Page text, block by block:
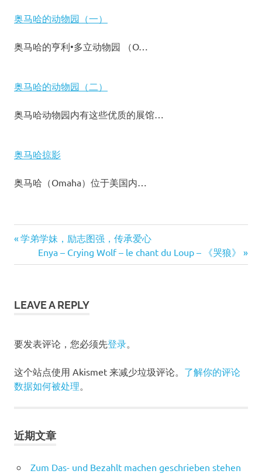
奥马哈的动物园（一）
奥马哈的亨利•多立动物园 （O…
奥马哈的动物园（二）
奥马哈动物园内有这些优质的展馆…
奥马哈掠影
奥马哈（Omaha）位于美国内…
Gerald
Ford
Omaha
哈
总
导
Previous
Post:
学弟学妹，励志图强，传承爱心
Next
Post:
Enya – Crying Wolf – le chant du Loup – 《哭狼》
LEAVE A REPLY
要发表评论，您必须先登录。
这个站点使用 Akismet 来减少垃圾评论。 了解你的评论
数据如何被处理。
近期文章
Zum Das- und Bezahlt machen geschrieben stehen